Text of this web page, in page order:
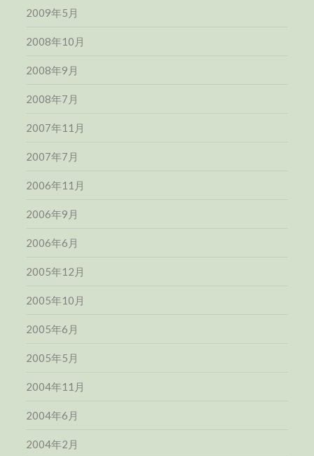
2009年5月
2008年10月
2008年9月
2008年7月
2007年11月
2007年7月
2006年11月
2006年9月
2006年6月
2005年12月
2005年10月
2005年6月
2005年5月
2004年11月
2004年6月
2004年2月